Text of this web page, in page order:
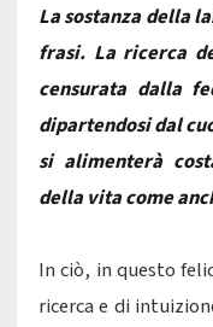
La sostanza della
frasi. La ricerca
censurata dalla
dipartendosi dal
si alimenterà
della vita come
In ciò, in questo
ricerca e di